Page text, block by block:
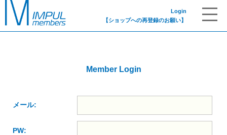
【ショップへの再登録のお願い】
Login
Member Login
メール:
PW: